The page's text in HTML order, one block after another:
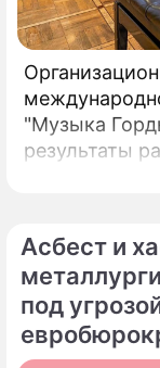
"Музыка
результаты
После
Асбест и
под